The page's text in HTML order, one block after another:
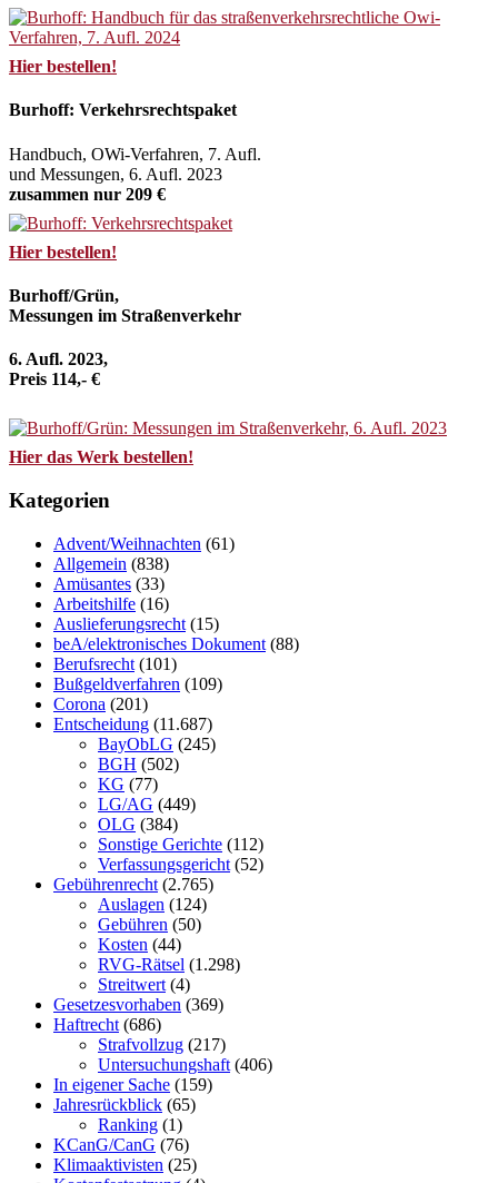
Hier bestellen!
Burhoff: Verkehrsrechtspaket
Handbuch, OWi-Verfahren, 7. Aufl.
und Messungen, 6. Aufl. 2023
zusammen nur 209 €
Hier bestellen!
Burhoff/Grün,
Messungen im Straßenverkehr
6. Aufl. 2023,
Preis 114,- €
Hier das Werk bestellen!
Kategorien
Advent/Weihnachten (61)
Allgemein (838)
Amüsantes (33)
Arbeitshilfe (16)
Auslieferungsrecht (15)
beA/elektronisches Dokument (88)
Berufsrecht (101)
Bußgeldverfahren (109)
Corona (201)
Entscheidung (11.687)
BayObLG (245)
BGH (502)
KG (77)
LG/AG (449)
OLG (384)
Sonstige Gerichte (112)
Verfassungsgericht (52)
Gebührenrecht (2.765)
Auslagen (124)
Gebühren (50)
Kosten (44)
RVG-Rätsel (1.298)
Streitwert (4)
Gesetzesvorhaben (369)
Haftrecht (686)
Strafvollzug (217)
Untersuchungshaft (406)
In eigener Sache (159)
Jahresrückblick (65)
Ranking (1)
KCanG/CanG (76)
Klimaaktivisten (25)